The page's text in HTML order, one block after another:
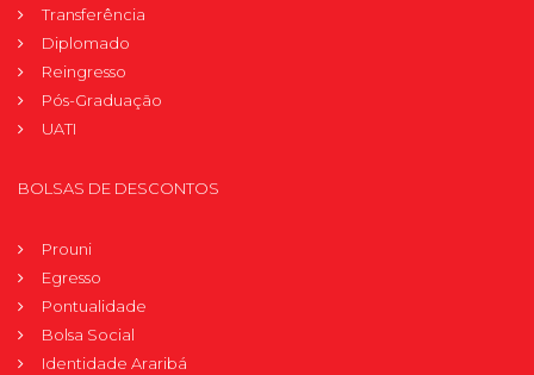
Transferência
Diplomado
Reingresso
Pós-Graduação
UATI
BOLSAS DE DESCONTOS
Prouni
Egresso
Pontualidade
Bolsa Social
Identidade Araribá